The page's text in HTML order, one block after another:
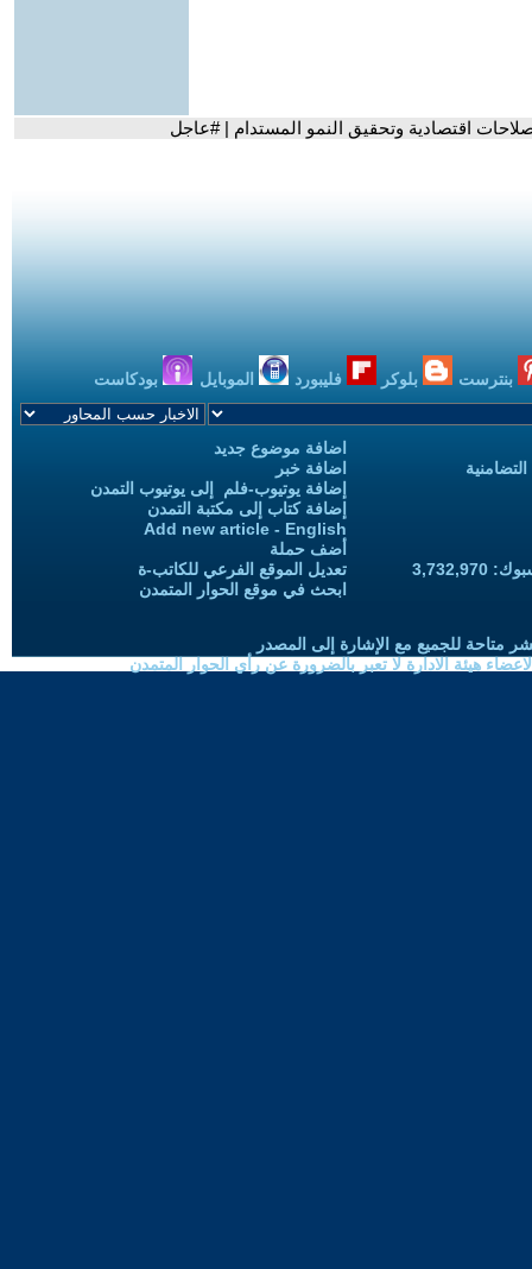
اقتصادية وتحقيق النمو المستدام | #عاجل
بنترست بلوكر فليبورد الموبايل بودكاست
اضافة موضوع جديد
اضافة خبر
إضافة يوتيوب-فلم إلى يوتيوب التمدن
إضافة كتاب إلى مكتبة التمدن
Add new article - English
أضف حملة
تعديل الموقع الفرعي للكاتب-ة
ابحث في موقع الحوار المتمدن
متاحة للجميع مع الإشارة إلى المصدر
هيئة الادارة لا تعبر بالضرورة عن رأي الحوار المتمدن